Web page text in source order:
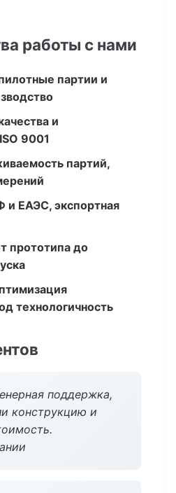
работы с нами
партии и
и
9001
партий,
и ЕАЭС, экспортная
прототипа до
технологичность
поддержка,
конструкцию и